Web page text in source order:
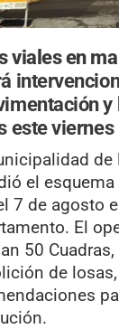
viales en
y
este viernes
de
el
7 de agosto
El
50
de